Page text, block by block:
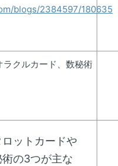
blogs/2384597/180635
ラクルカード、数秘術
ットカードや
の3つが主な